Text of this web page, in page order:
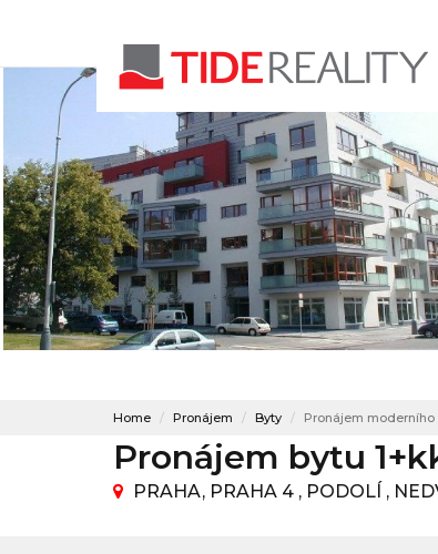
Home Pronájem Byty Pronájem
Pronájem bytu
PRAHA, PRAHA 4 , PODOLÍ ,